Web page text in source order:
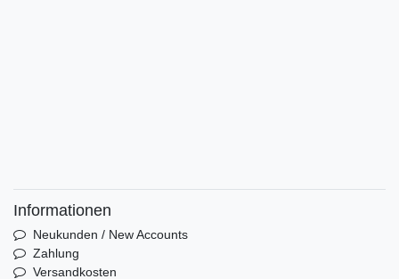
Informationen
Neukunden / New Accounts
Zahlung
Versandkosten